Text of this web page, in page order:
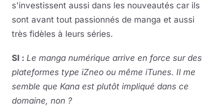
s'investissent aussi dans les nouveautés car ils
sont avant tout passionnés de manga et aussi
très fidèles à leurs séries.
SI : Le manga numérique arrive en force sur des
plateformes type iZneo ou même iTunes. Il me
semble que Kana est plutôt impliqué dans ce
domaine, non ?